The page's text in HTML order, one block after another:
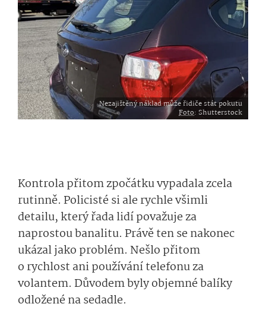
Nezajištěný náklad může řidiče stát pokutu
Foto: Shutterstock
Kontrola přitom zpočátku vypadala zcela
rutinně. Policisté si ale rychle všimli
detailu, který řada lidí považuje za
naprostou banalitu. Právě ten se nakonec
ukázal jako problém. Nešlo přitom
o rychlost ani používání telefonu za
volantem. Důvodem byly objemné balíky
odložené na sedadle.